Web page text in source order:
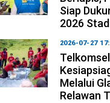
Siap
2026
2026-07-27
Melalui
Relawan